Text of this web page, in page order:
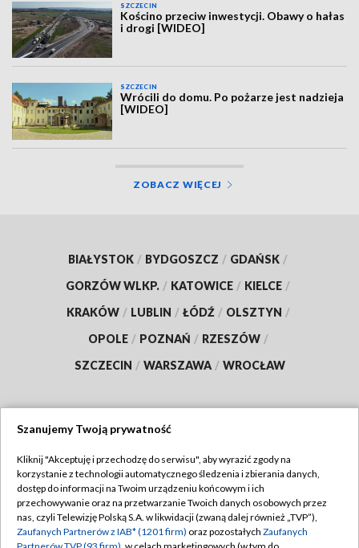
SZCZECIN
Kościno przeciw inwestycji. Obawy o hałas
i drogi [WIDEO]
SZCZECIN
Wrócili do domu. Po pożarze jest nadzieja
[WIDEO]
ZOBACZ WIĘCEJ
BIAŁYSTOK / BYDGOSZCZ / GDAŃSK /
GORZÓW WLKP. / KATOWICE / KIELCE /
KRAKÓW / LUBLIN / ŁÓDŹ / OLSZTYN /
OPOLE / POZNAŃ / RZESZÓW /
SZCZECIN / WARSZAWA / WROCŁAW
TVP
Abonament TVP
Emisja w TVP
Regulamin TVP
Polityka prywatności
Szanujemy Twoją prywatność
Kliknij "Akceptuję i przechodzę do serwisu", aby wyrazić zgody na
korzystanie z technologii automatycznego śledzenia i zbierania danych,
dostęp do informacji na Twoim urządzeniu końcowym i ich
przechowywanie oraz na przetwarzanie Twoich danych osobowych przez
nas, czyli Telewizję Polską S.A. w likwidacji (zwaną dalej również „TVP”),
Zaufanych Partnerów z IAB* (1201 firm) oraz pozostałych Zaufanych